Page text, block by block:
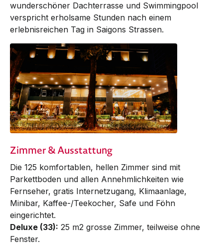
wunderschöner Dachterrasse und Swimmingpool
verspricht erholsame Stunden nach einem
erlebnisreichen Tag in Saigons Strassen.
Zimmer & Ausstattung
Die 125 komfortablen, hellen Zimmer sind mit
Parkettboden und allen Annehmlichkeiten wie
Fernseher, gratis Internetzugang, Klimaanlage,
Minibar, Kaffee-/Teekocher, Safe und Föhn
eingerichtet.
Deluxe (33): 25 m2 grosse Zimmer, teilweise ohne
Fenster.